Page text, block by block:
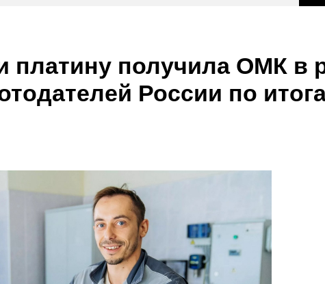
платину получила ОМК в
России по